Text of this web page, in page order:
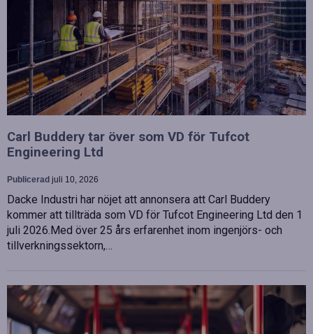
Carl Buddery tar över som VD för Tufcot
Engineering Ltd
Publicerad juli 10, 2026
Dacke Industri har nöjet att annonsera att Carl Buddery
kommer att tillträda som VD för Tufcot Engineering Ltd den 1
juli 2026.Med över 25 års erfarenhet inom ingenjörs- och
tillverkningssektorn,…